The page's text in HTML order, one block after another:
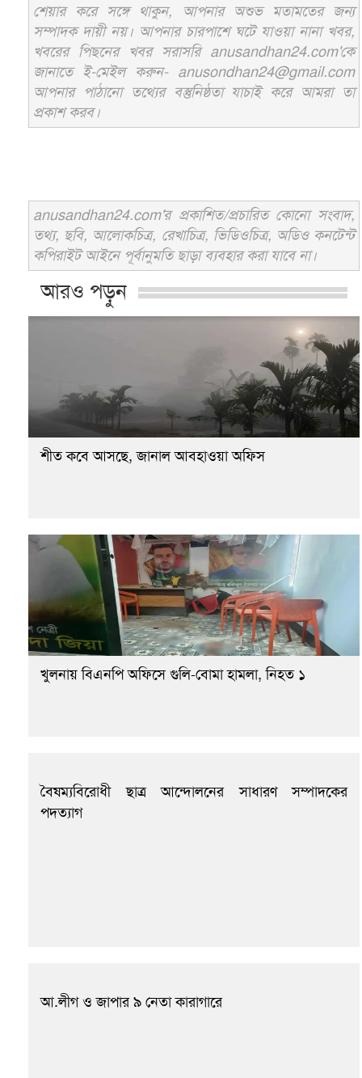
শেয়ার করে সঙ্গে থাকুন, আপনার অশুভ মতামতের জন্য
সম্পাদক দায়ী নয়। আপনার চারপাশে ঘটে যাওয়া নানা খবর,
খবরের পিছনের খবর সরাসরি anusandhan24.com'কে
জানাতে ই-মেইল করুন- anusondhan24@gmail.com
আপনার পাঠানো তথ্যের বস্তুনিষ্ঠতা যাচাই করে আমরা তা
প্রকাশ করব।
anusandhan24.com'র প্রকাশিত/প্রচারিত কোনো সংবাদ,
তথ্য, ছবি, আলোকচিত্র, রেখাচিত্র, ভিডিওচিত্র, অডিও কনটেন্ট
কপিরাইট আইনে পূর্বানুমতি ছাড়া ব্যবহার করা যাবে না।
আরও পড়ুন
শীত কবে আসছে, জানাল আবহাওয়া অফিস
খুলনায় বিএনপি অফিসে গুলি-বোমা হামলা, নিহত ১
বৈষম্যবিরোধী ছাত্র আন্দোলনের সাধারণ সম্পাদকের
পদত্যাগ
আ.লীগ ও জাপার ৯ নেতা কারাগারে